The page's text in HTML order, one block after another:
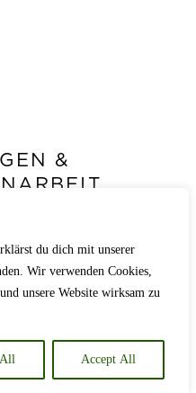
du dich mit unserer
Wir verwenden Cookies,
unsere Website wirksam zu
Accept All
&
im Kopf,das
soll?
Datenschutz